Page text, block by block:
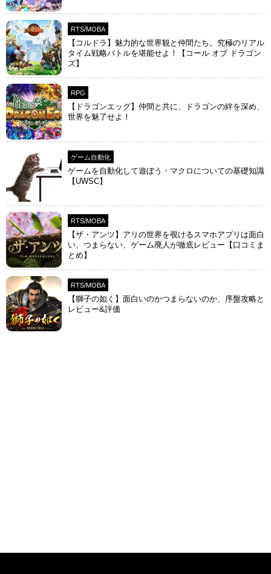
RTS/MOBA
【コルドラ】魅力的な世界観と仲間たち。究極のリアル
タイム戦略バトルを堪能せよ！【コール オブ ドラゴン
ズ】
RPG
【ドラゴンエッグ】仲間と共に、ドラゴンの絆を深め、
世界を魅了せよ！
ゲーム自動化
ゲームを自動化して遊ぼう・マクロについての基礎知識
【UWSC】
RTS/MOBA
【ザ・アンツ】アリの世界を覗けるスマホアプリは面白
い、つまらない、ゲーム廃人が徹底レビュー【口コミま
とめ】
RTS/MOBA
【獅子の如く】面白いのかつまらないのか、序盤攻略と
レビュー&評価